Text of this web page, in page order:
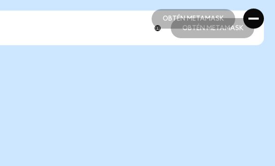
OBTÉN METAMASK
OBTÉN METAMASK
OBTÉN METAMASK